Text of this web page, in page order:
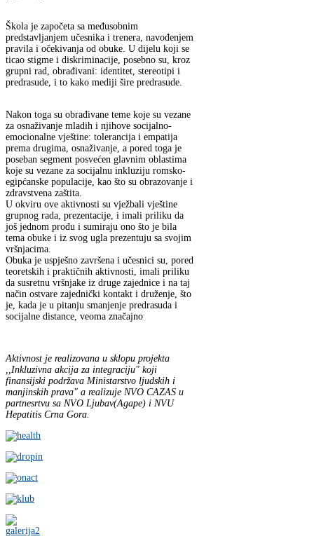
Škola je započeta sa međusobnim
predstavljanjem učesnika i trenera, navođenjem
pravila i očekivanja od obuke. U dijelu koji se
ticao stigme i diskriminacije, posebno su, kroz
grupni rad, obrađivani: identitet, stereotipi i
predrasude, i to kako mediji šire predrasude.
Nakon toga su obrađivane teme koje su vezane
za osnaživanje mladih i njihove socijalno-
emocionalne vještine: tolerancija i empatija
prema drugima, osnaživanje, a pored toga je
poseban segment posvećen glavnim oblastima
koje su vezane za socijalnu inkluziju romsko-
egipćanske populacije, kao što su obrazovanje i
zdravstvena zaštita.
U okviru ove aktivnosti su vježbali vještine
grupnog rada, prezentacije, i imali priliku da
još jednom prođu i sumiraju ono što je bila
tema obuke i iz svog ugla prezentuju sa svojim
vršnjacima.
Obuka je uspješno završena i učesnici su, pored
teoretskih i praktičnih aktivnosti, imali priliku
da susretnu vršnjake iz druge zajednice i na taj
način ostvare zajednički kontakt i druženje, što
je, kada je u pitanju smanjenje predrasuda i
socijalne distance, veoma značajno
Aktivnost je realizovana u sklopu projekta
,,Inkluzivna akcija za integraciju" koji
finansijski podržava Ministarstvo ljudskih i
manjinskih prava" a realizuje NVO CAZAS u
partnesrtvu sa NVO Ljubav(Agape) i NVU
Hepatitis Crna Gora.